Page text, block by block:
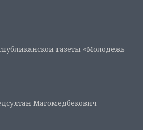
газеты «Молодежь
Магомедбекович